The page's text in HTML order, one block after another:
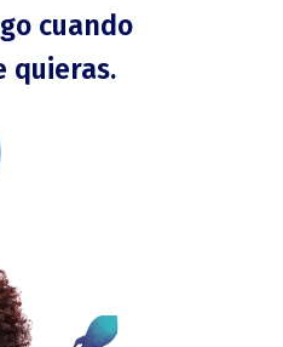
cuando
quieras.